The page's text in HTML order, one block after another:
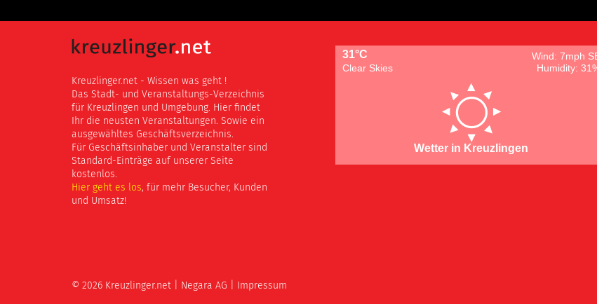
Kreuzlinger.net - Wissen was geht !
Das Stadt- und Veranstaltungs-Verzeichnis
für Kreuzlingen und Umgebung. Hier findet
Ihr die neusten Veranstaltungen. Sowie ein
ausgewähltes Geschäftsverzeichnis.
Für Geschäftsinhaber und Veranstalter sind
Standard-Einträge auf unserer Seite
kostenlos.
Hier geht es los, für mehr Besucher, Kunden
und Umsatz!
31°C
Wind: 7mph
Clear Skies
Humidity:
Wetter in Kreuzlingen
© 2026 Kreuzlinger.net | Negara AG Impressum